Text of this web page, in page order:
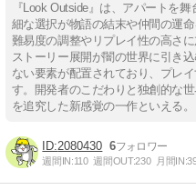
『Look Outside』は、アパートを
細な選択が物語の結末や仲間の運
難易度の調整やリプレイ性の高さ
ストーリー展開が闇の世界に引き
ない要素が配置されており、プレ
す。開発者のこだわりと独創的な
を追究した新感覚の一作といえる。
2080430 6
週間IN:110 週間OUT:230 月間IN: